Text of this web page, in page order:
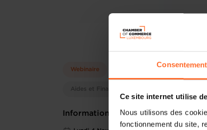
Consentement
Ce site internet utilise
Nous utilisons des
fonctionnement du site,
Webinaire
Aides et Financements
Informations pratiques